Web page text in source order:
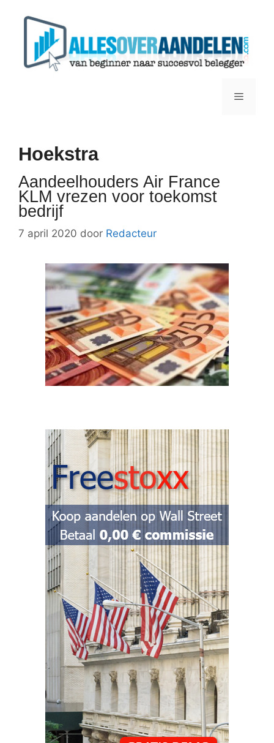
Menu
Hoekstra
Aandeelhouders Air France
KLM vrezen voor toekomst
bedrijf
7 april 2020 door Redacteur